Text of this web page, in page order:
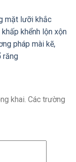
mặt lưỡi khắc
khểnh lộn xộn
pháp mài kẽ,
răng
khai. Các trường